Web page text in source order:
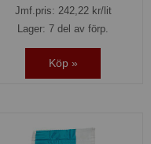
Jmf.pris: 242,22kr/lit
Lager: 7 del av förp.
Köp »